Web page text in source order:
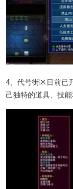
4、代号街区目前已
己独特的道具、技